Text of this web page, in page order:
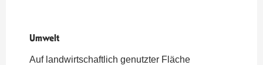
Umwelt
Umwelt
Auf landwirtschaftlich genutzter Fläche